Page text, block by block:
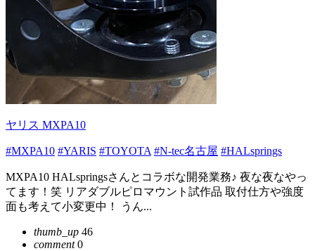
ヤリス MXPA10
#MXPA10 #YARIS #TOYOTA #N-tec名古屋 #HALsprings
MXPA10 HALspringsさんとコラボな開発業務♪ 夜な夜なやっ
てます！笑 リアダブルピロマウント試作品 取付仕方や強度
面も考えて小変更中！ うん...
thumb_up 46
comment0